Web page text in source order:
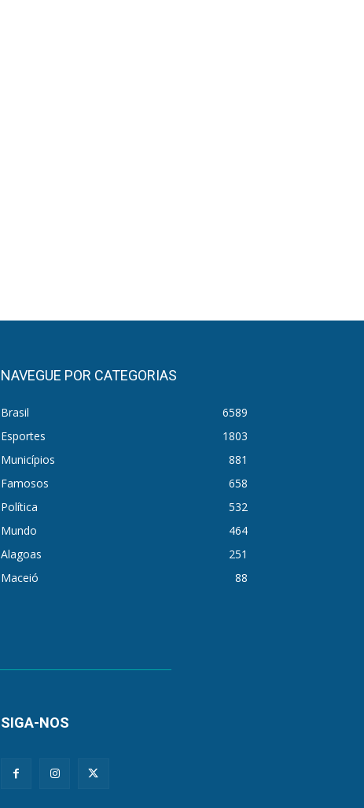
NAVEGUE POR CATEGORIAS
Brasil
6589
Esportes
1803
Municípios
881
Famosos
658
Política
532
Mundo
464
Alagoas
251
Maceió
88
SIGA-NOS